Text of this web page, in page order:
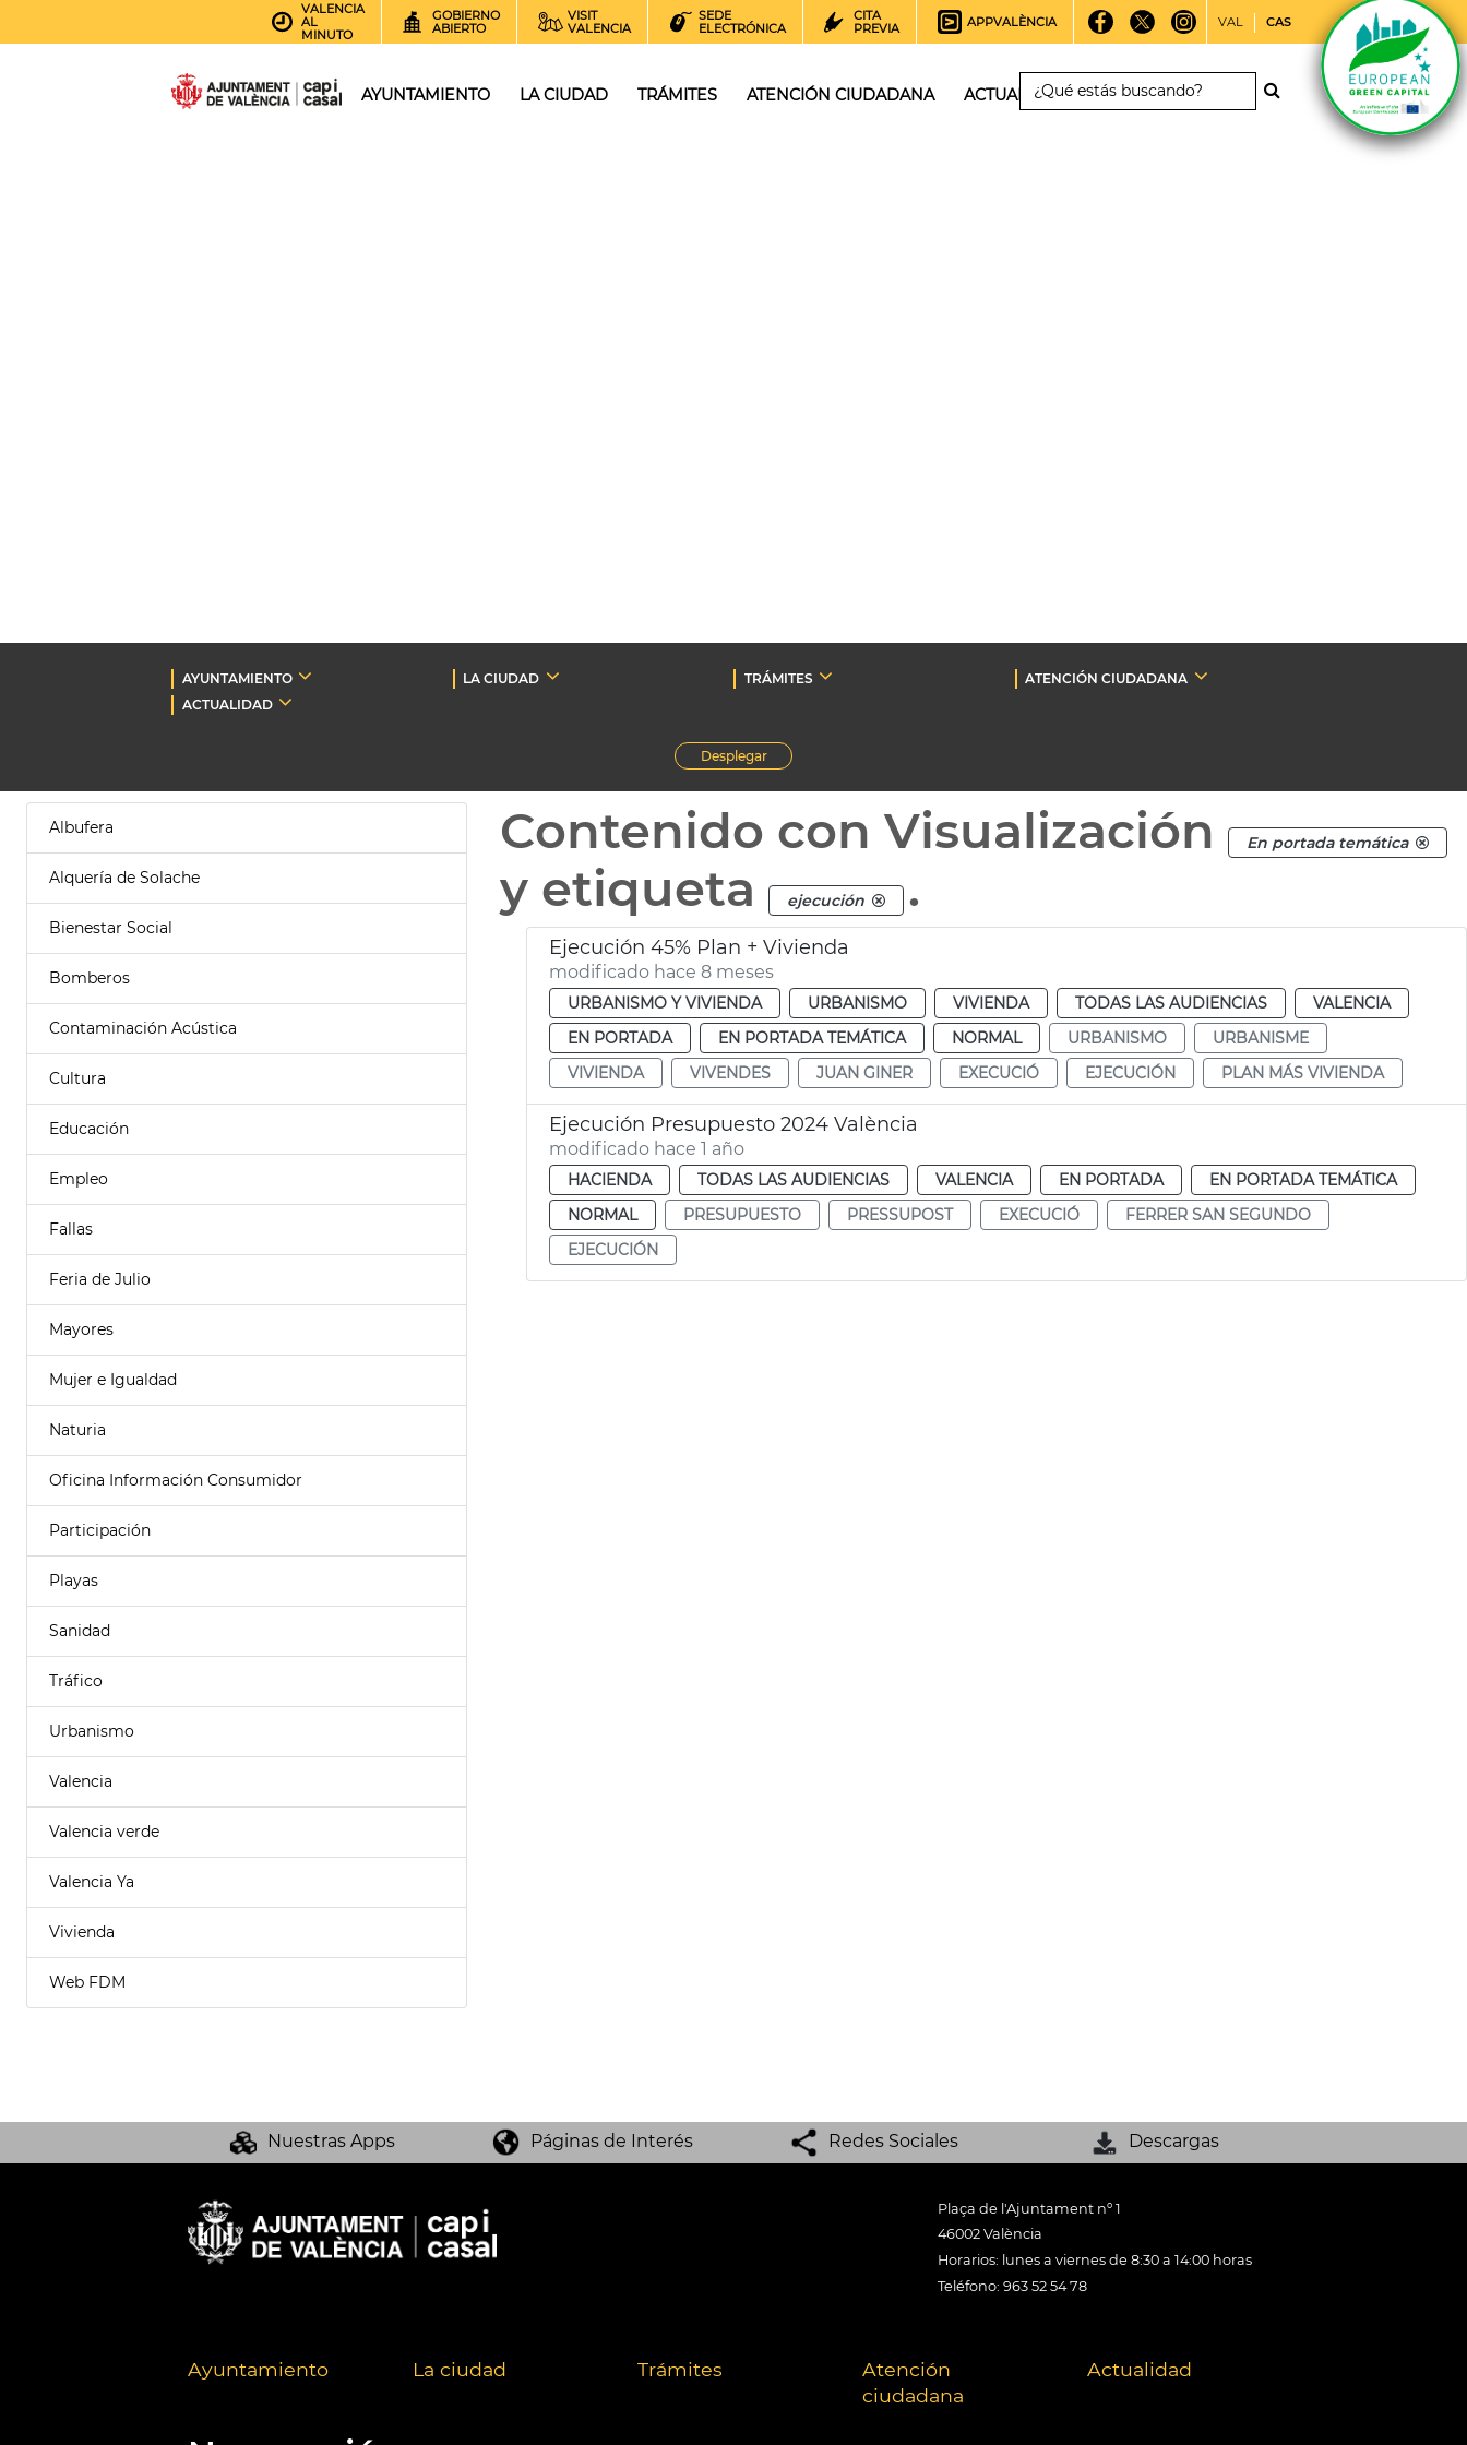
VALENCIA
AL
MINUTO
GOBIERNO
ABIERTO
VISIT
VALENCIA
SEDE
ELECTRÓNICA
CITA
PREVIA
APPVALÈNCIA VAL CAS
AYUNTAMIENTO LA CIUDAD TRÁMITES ATENCIÓN CIUDADANA ACTUALIDAD
AYUNTAMIENTO LA CIUDAD TRÁMITES
ATENCIÓN CIUDADANA
ACTUALIDAD
Desplegar
Albufera
Alquería de Solache
Bienestar Social
Bomberos
Contaminación Acústica
Cultura
Educación
Empleo
Fallas
Feria de Julio
Mayores
Mujer e Igualdad
Naturia
Oficina Información Consumidor
Participación
Playas
Sanidad
Tráfico
Urbanismo
Valencia
Valencia verde
Valencia Ya
Vivienda
Web FDM
Contenido con Visualización En portada temática
y etiqueta ejecución .
Ejecución 45% Plan + Vivienda
modificado hace 8 meses
URBANISMO Y VIVIENDA URBANISMO VIVIENDA TODAS LAS AUDIENCIAS
VALENCIA
EN PORTADA
EN PORTADA TEMÁTICA NORMAL URBANISMO
URBANISME
VIVIENDA
VIVENDES JUAN GINER EXECUCIÓ EJECUCIÓN PLAN MÁS VIVIENDA
Ejecución Presupuesto 2024 València
modificado hace 1 año
HACIENDA TODAS LAS AUDIENCIAS VALENCIA EN PORTADA
EN PORTADA TEMÁTICA
NORMAL
PRESUPUESTO PRESSUPOST EXECUCIÓ
FERRER SAN SEGUNDO
EJECUCIÓN
Nuestras Apps Páginas de Interés Redes Sociales Descargas
Plaça de l'Ajuntament nº 1
46002 València
Horarios: lunes a viernes de 8:30 a 14:00 horas
Teléfono: 963 52 54 78
Ayuntamiento La ciudad Trámites
Atención
ciudadana
Actualidad